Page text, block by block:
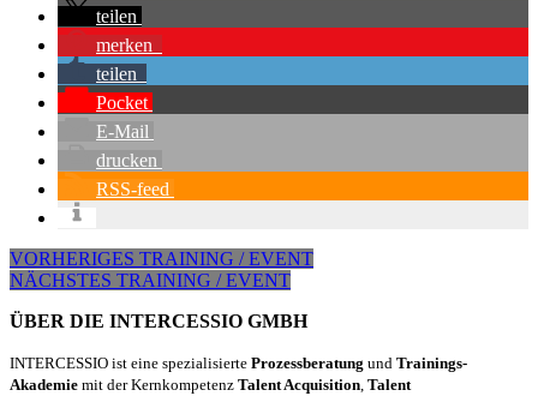
teilen
merken
teilen
Pocket
E-Mail
drucken
RSS-feed
VORHERIGES TRAINING / EVENT
NÄCHSTES TRAINING / EVENT
ÜBER DIE INTERCESSIO GMBH
INTERCESSIO ist eine spezialisierte Prozessberatung und Trainings-
Akademie mit der Kernkompetenz Talent Acquisition, Talent